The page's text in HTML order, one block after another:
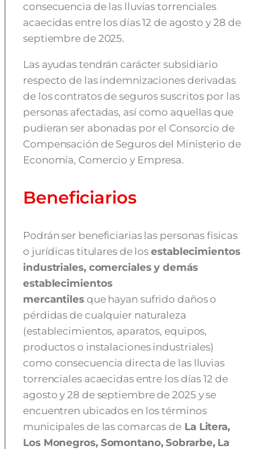
consecuencia de las lluvias torrenciales
acaecidas entre los días 12 de agosto y 28 de
septiembre de 2025.
Las ayudas tendrán carácter subsidiario
respecto de las indemnizaciones derivadas
de los contratos de seguros suscritos por las
personas afectadas, así como aquellas que
pudieran ser abonadas por el Consorcio de
Compensación de Seguros del Ministerio de
Economía, Comercio y Empresa.
Beneficiarios
Podrán ser beneficiarias las personas físicas
o jurídicas titulares de losestablecimientos
industriales, comerciales y demás
establecimientos
mercantilesque hayan sufrido daños o
pérdidas de cualquier naturaleza
(establecimientos, aparatos, equipos,
productos o instalaciones industriales)
como consecuencia directa de las lluvias
torrenciales acaecidas entre los días 12 de
agosto y 28 de septiembre de 2025 y se
encuentren ubicados en los términos
municipales de las comarcas de La Litera,
Los Monegros, Somontano, Sobrarbe, La